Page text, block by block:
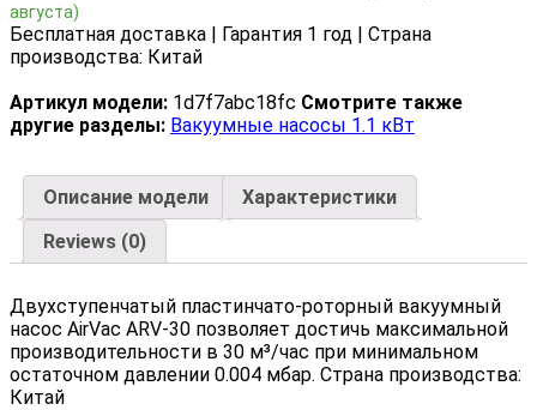
августа)
Бесплатная доставка | Гарантия 1 год | Страна
производства: Китай
Артикул модели: 1d7f7abc18fc Смотрите также
другие разделы: Вакуумные насосы 1.1 кВт
Описание модели
Характеристики
Reviews (0)
Двухступенчатый пластинчато-роторный вакуумный
насос AirVac ARV-30 позволяет достичь максимальной
производительности в 30 м³/час при минимальном
остаточном давлении 0.004 мбар. Страна производства:
Китай